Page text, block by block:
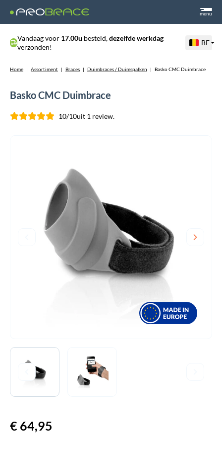
menu
Vandaag voor 17.00u besteld,dezelfde werkdag
verzonden!
BE
Home | Assortiment | Braces | Duimbraces / Duimspalken | Basko CMC Duimbrace
Basko CMC Duimbrace
10/10uit 1 review.
€ 64,95